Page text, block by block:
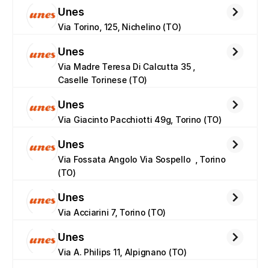
Unes
Via Torino, 125, Nichelino (TO)
Unes
Via Madre Teresa Di Calcutta 35 ,
Caselle Torinese (TO)
Unes
Via Giacinto Pacchiotti 49g, Torino (TO)
Unes
Via Fossata Angolo Via Sospello  , Torino
(TO)
Unes
Via Acciarini 7, Torino (TO)
Unes
Via A. Philips 11, Alpignano (TO)